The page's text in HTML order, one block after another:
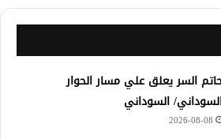
السر يعلق علي مسار الحوار
السوداني
2026-08-08